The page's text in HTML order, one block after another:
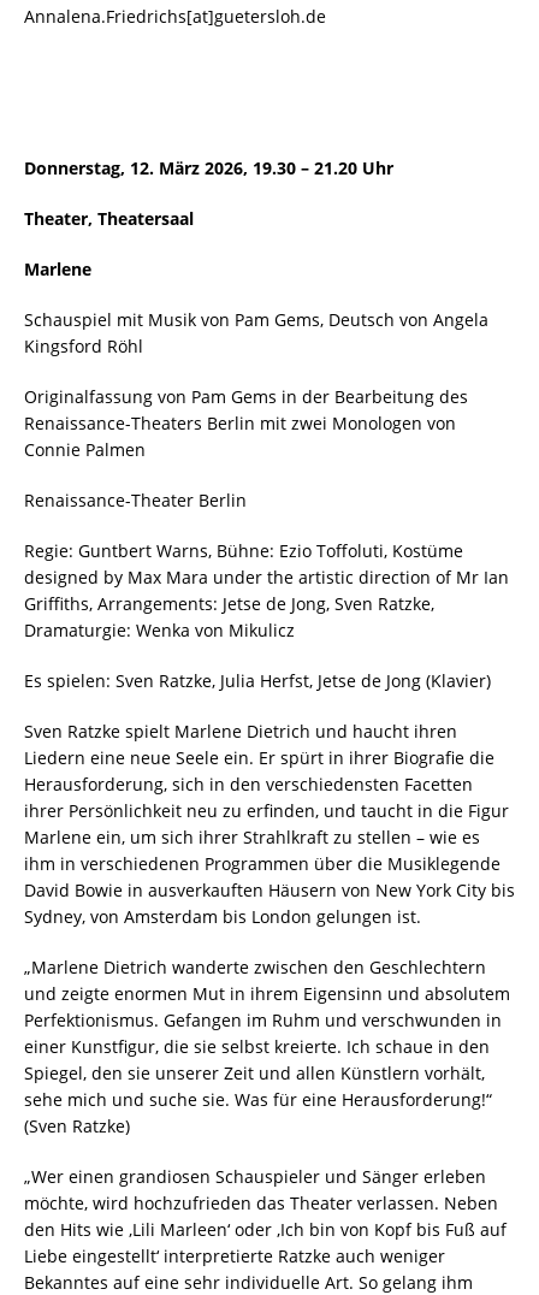
Annalena.Friedrichs[at]guetersloh.de
Donnerstag, 12. März 2026, 19.30 – 21.20 Uhr
Theater, Theatersaal
Marlene
Schauspiel mit Musik von Pam Gems, Deutsch von Angela
Kingsford Röhl
Originalfassung von Pam Gems in der Bearbeitung des
Renaissance-Theaters Berlin mit zwei Monologen von
Connie Palmen
Renaissance-Theater Berlin
Regie: Guntbert Warns, Bühne: Ezio Toffoluti, Kostüme
designed by Max Mara under the artistic direction of Mr Ian
Griffiths, Arrangements: Jetse de Jong, Sven Ratzke,
Dramaturgie: Wenka von Mikulicz
Es spielen: Sven Ratzke, Julia Herfst, Jetse de Jong (Klavier)
Sven Ratzke spielt Marlene Dietrich und haucht ihren
Liedern eine neue Seele ein. Er spürt in ihrer Biografie die
Herausforderung, sich in den verschiedensten Facetten
ihrer Persönlichkeit neu zu erfinden, und taucht in die Figur
Marlene ein, um sich ihrer Strahlkraft zu stellen – wie es
ihm in verschiedenen Programmen über die Musiklegende
David Bowie in ausverkauften Häusern von New York City bis
Sydney, von Amsterdam bis London gelungen ist.
„Marlene Dietrich wanderte zwischen den Geschlechtern
und zeigte enormen Mut in ihrem Eigensinn und absolutem
Perfektionismus. Gefangen im Ruhm und verschwunden in
einer Kunstfigur, die sie selbst kreierte. Ich schaue in den
Spiegel, den sie unserer Zeit und allen Künstlern vorhält,
sehe mich und suche sie. Was für eine Herausforderung!“
(Sven Ratzke)
„Wer einen grandiosen Schauspieler und Sänger erleben
möchte, wird hochzufrieden das Theater verlassen. Neben
den Hits wie ‚Lili Marleen‘ oder ‚Ich bin von Kopf bis Fuß auf
Liebe eingestellt‘ interpretierte Ratzke auch weniger
Bekanntes auf eine sehr individuelle Art. So gelang ihm